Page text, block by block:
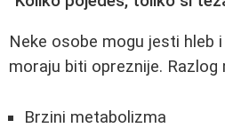
Neke osobe mogu jesti hleb
moraju biti opreznije. Razlog
Brzini metabolizma